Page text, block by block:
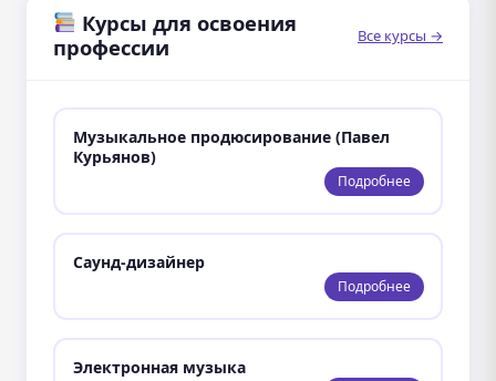
Курсы для освоения
профессии
Все курсы →
Музыкальное продюсирование (Павел
Курьянов)
Подробнее
Cаунд-дизайнер
Подробнее
Электронная музыка